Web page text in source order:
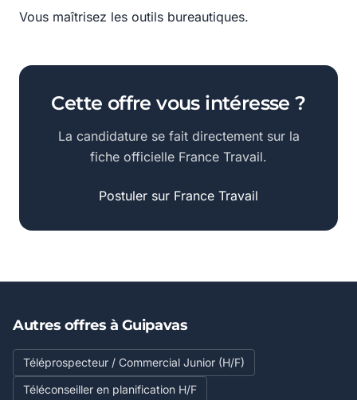
Vous maîtrisez les outils bureautiques.
Cette offre vous intéresse ?
La candidature se fait directement sur la
fiche officielle France Travail.
Postuler sur France Travail
Autres offres à Guipavas
Téléprospecteur / Commercial Junior (H/F)
Téléconseiller en planification H/F